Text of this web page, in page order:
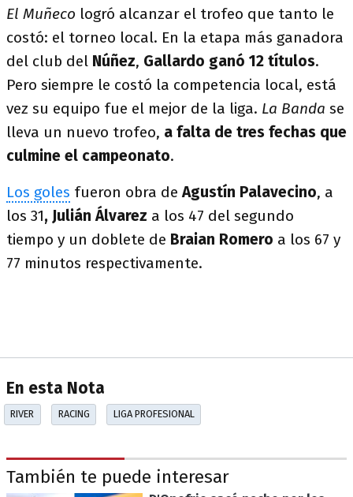
El Muñeco logró alcanzar el trofeo que tanto le
costó: el torneo local. En la etapa más ganadora
del club del Núñez, Gallardo ganó 12 títulos.
Pero siempre le costó la competencia local, está
vez su equipo fue el mejor de la liga. La Banda se
lleva un nuevo trofeo, a falta de tres fechas que
culmine el campeonato.
Los goles fueron obra deAgustín Palavecino, a
los 31, Julián Álvarez a los 47 del segundo
tiempo y un doblete de Braian Romero a los 67 y
77 minutos respectivamente.
En esta Nota
RIVER RACING LIGA PROFESIONAL
También te puede interesar